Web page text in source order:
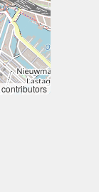
contributors